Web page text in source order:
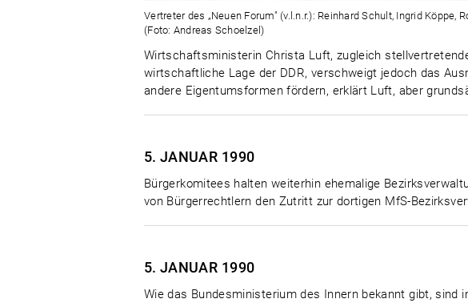
Vertreter des „Neuen Forum" (v.l.n.r.): Reinhard Schult, Ingrid
(Foto: Andreas Schoelzel)
Wirtschaftsministerin Christa Luft, zugleich
wirtschaftliche Lage der DDR, verschweigt jedoch das
andere Eigentumsformen fördern, erklärt Luft, aber
5. JANUAR 1990
Bürgerkomitees halten weiterhin ehemalige
von Bürgerrechtlern den Zutritt zur dortigen MfS-
5. JANUAR 1990
Wie das Bundesministerium des Innern bekannt gibt, sind